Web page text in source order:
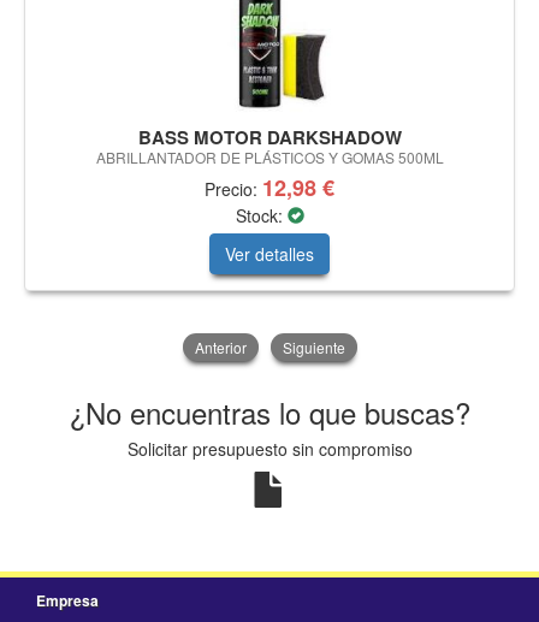
BASS MOTOR DARKSHADOW
ABRILLANTADOR DE PLÁSTICOS Y GOMAS 500ML
Precio: 12,98 €
Stock:
Ver detalles
Anterior Siguiente
¿No encuentras lo que buscas?
Solicitar presupuesto sin compromiso
Empresa